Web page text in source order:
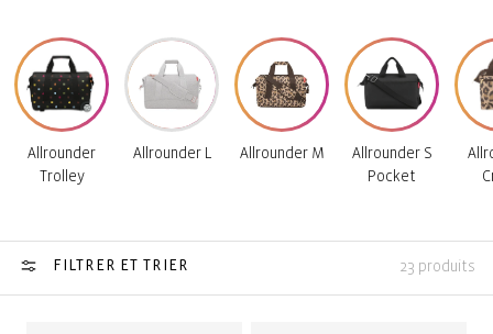
Allrounder
Trolley
Allrounder L Allrounder M
Allrounder S
Pocket
FILTRER ET TRIER 23 produits